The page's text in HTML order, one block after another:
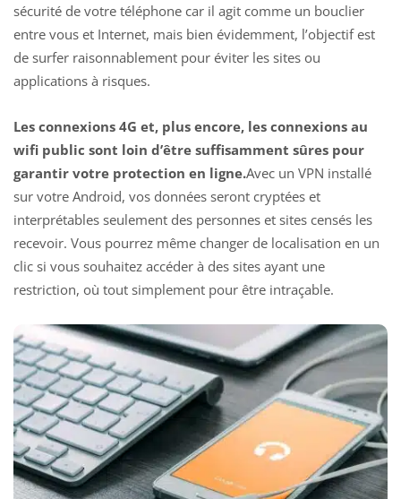
sécurité de votre téléphone car il agit comme un bouclier
entre vous et Internet, mais bien évidemment, l’objectif est
de surfer raisonnablement pour éviter les sites ou
applications à risques.
Les connexions 4G et, plus encore, les connexions au
wifi public sont loin d’être suffisamment sûres pour
garantir votre protection en ligne.Avec un VPN installé
sur votre Android, vos données seront cryptées et
interprétables seulement des personnes et sites censés les
recevoir. Vous pourrez même changer de localisation en un
clic si vous souhaitez accéder à des sites ayant une
restriction, où tout simplement pour être intraçable.